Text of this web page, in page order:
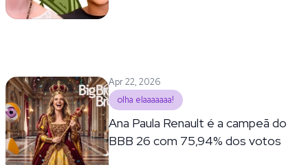
Apr 22, 2026
olha elaaaaaaa!
Ana Paula Renault é a campeã do
BBB 26 com 75,94% dos votos